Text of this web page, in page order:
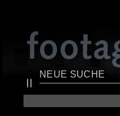
NEUE SUCHE